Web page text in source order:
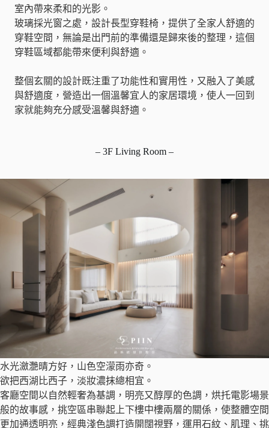
室內帶來柔和的光影。
玻璃採光窗之處，設計長型穿鞋椅，提供了全家人舒適的
穿鞋空間，無論是出門前的準備還是歸來後的整理，這個
穿鞋區域都能帶來便利與舒適。
整個玄關的設計既注重了功能性和實用性，又融入了美感
與舒適度，營造出一個溫馨宜人的家居環境，使人一回到
家就能夠充分感受溫馨與舒適。
– 3F Living Room –
水光瀲灧晴方好，山色空濛雨亦奇。
欲把西湖比西子，淡妝濃抹總相宜。
客廳空間以自然輕奢為基調，明亮又醇厚的色調，烘托電影場景
般的故事感，挑空區串聯起上下樓中樓兩層的關係，使整體空間
更加通透明亮，經典淺色調打造開闊視野，運用石紋、肌理、挑